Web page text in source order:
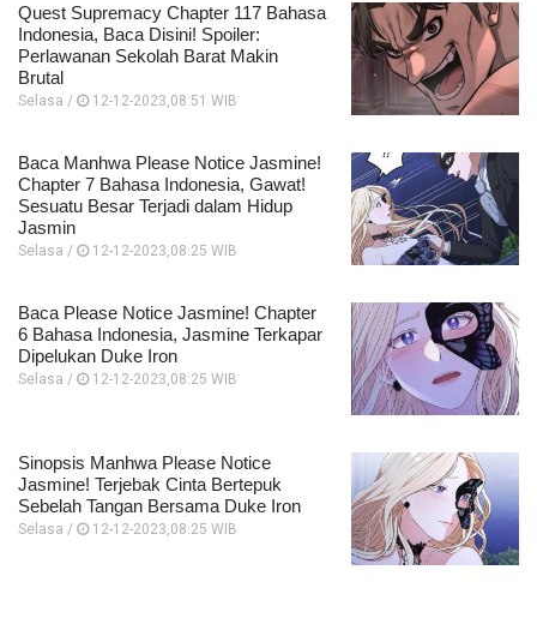
Quest Supremacy Chapter 117 Bahasa
Indonesia, Baca Disini! Spoiler:
Perlawanan Sekolah Barat Makin
Brutal
Selasa / 12-12-2023,08:51 WIB
Baca Manhwa Please Notice Jasmine!
Chapter 7 Bahasa Indonesia, Gawat!
Sesuatu Besar Terjadi dalam Hidup
Jasmin
Selasa / 12-12-2023,08:25 WIB
Baca Please Notice Jasmine! Chapter
6 Bahasa Indonesia, Jasmine Terkapar
Dipelukan Duke Iron
Selasa / 12-12-2023,08:25 WIB
Sinopsis Manhwa Please Notice
Jasmine! Terjebak Cinta Bertepuk
Sebelah Tangan Bersama Duke Iron
Selasa / 12-12-2023,08:25 WIB